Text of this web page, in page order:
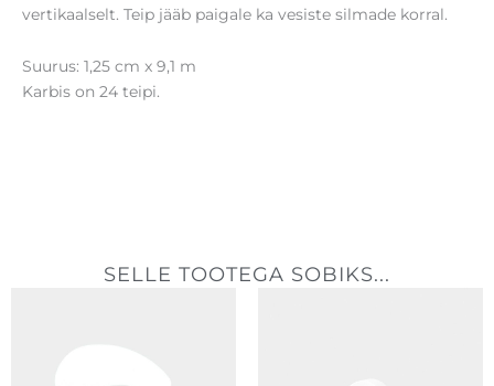
vertikaalselt. Teip jääb paigale ka vesiste silmade korral.
Suurus: 1,25 cm x 9,1 m
Karbis on 24 teipi.
SELLE TOOTEGA SOBIKS...